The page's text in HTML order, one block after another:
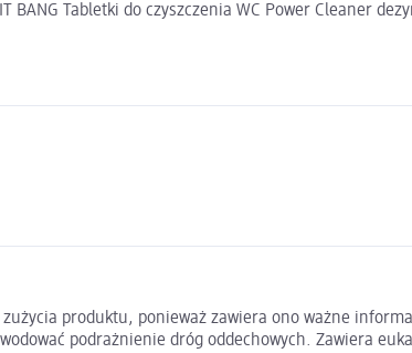
BANG Tabletki do czyszczenia WC Power Cleaner
produktu, ponieważ zawiera ono ważne
podrażnienie dróg oddechowych. Zawiera